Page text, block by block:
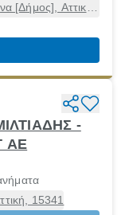
[Δήμος], Αττική,
-
ΑΕ
15341